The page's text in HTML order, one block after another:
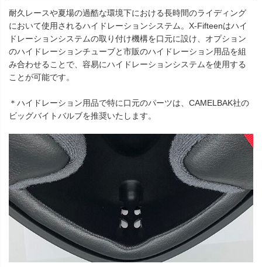
耐久レースや夏場の過酷な環境下における長時間のライディング
において使用されるハイドレーションシステム。X-Fifteenはハイ
ドレーションシステムの取り付け機構を口元に設け、オプション
のハイドレーションチューブと市販のハイドレーション用品を組
み合わせることで、容易にハイドレーションシステムを使用する
ことが可能です。
＊ハイドレーション用品で特に口元のパーツは、CAMELBAK社の
ビッグバイトバルブを推奨いたします。